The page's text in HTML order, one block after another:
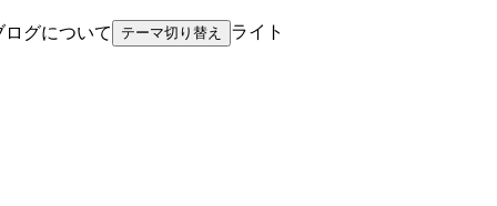
ログについて テーマ切り替え ライト